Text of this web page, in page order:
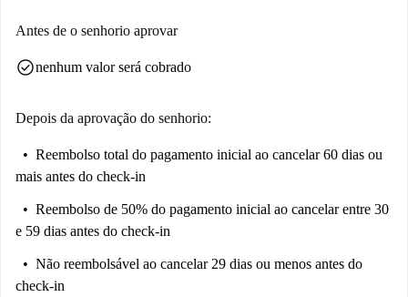
Antes de o senhorio aprovar
check_circlenenhum valor será cobrado
Depois da aprovação do senhorio:
Reembolso total do pagamento inicial ao cancelar 60 dias ou
mais antes do check-in
Reembolso de 50% do pagamento inicial ao cancelar entre 30
e 59 dias antes do check-in
Não reembolsável ao cancelar 29 dias ou menos antes do
check-in